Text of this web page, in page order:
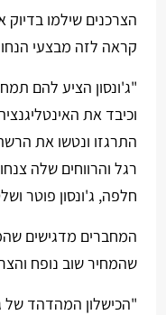
הצרכנים שילמו
קראה לזה מבצעי
"ג'ונסון הציע להם
וכיבד את
התרגזו ונטשו את
חלפה, ג'ונסון פוטר
המחברים מדגישים
שהמחיר שוב נופח
"הכישלון המהדהד של